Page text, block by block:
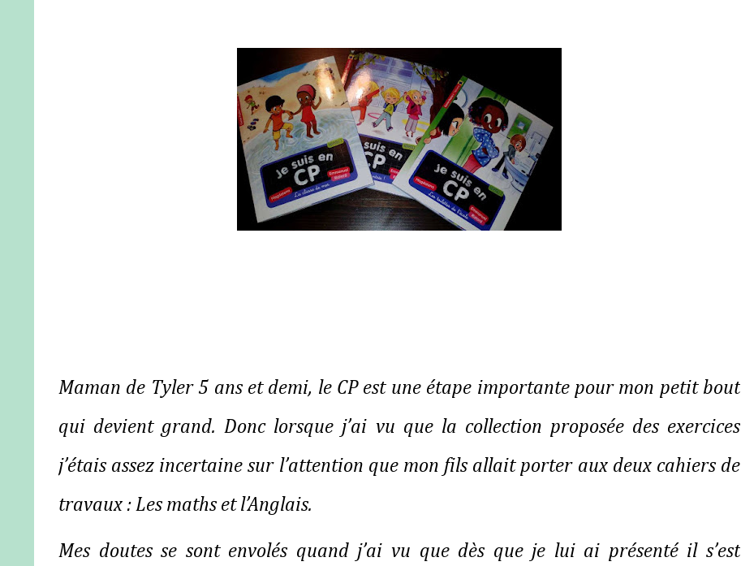
Maman de Tyler 5 ans et demi, le CP est une étape importante pour mon petit bout
qui devient grand.Donc lorsque j’ai vu que la collection proposéedes exercices
j’étais assez incertaine sur l’attention que mon fils allait porter aux deux cahiers de
travaux : Les maths et l’Anglais.
Mes doutes se sont envolés quand j’ai vu que dès que je lui ai présenté il s’est